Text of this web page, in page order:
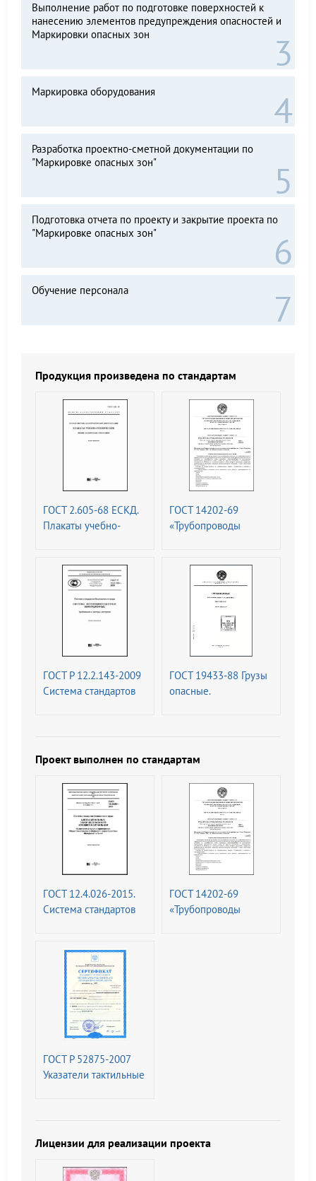
Выполнение работ по подготовке поверхностей к
нанесению элементов предупреждения опасностей и
Маркировки опасных зон
Маркировка оборудования
Разработка проектно-сметной документации по
"Маркировке опасных зон"
Подготовка отчета по проекту и закрытие проекта по
"Маркировке опасных зон"
Обучение персонала
Продукция произведена по стандартам
ГОСТ 2.605-68 ЕСКД.
Плакаты учебно-
требования (с
Изменениями N 1, 2)
ГОСТ 14202-69
«Трубопроводы
Опознавательная
окраска,
предупреждающие
маркировочные
ГОСТ Р 12.2.143-2009
Система стандартов
Требования и методы
контроля (с
Изменением N 1)
ГОСТ 19433-88 Грузы
опасные.
Проект выполнен по стандартам
ГОСТ 12.4.026-2015.
Система стандартов
знаки безопасности и
разметка сигнальная.
Назначение и правила
применения. Общие
технические
требования и
Методы испытаний
ГОСТ 14202-69
«Трубопроводы
ГОСТ Р 52875-2007
Указатели тактильные
Лицензии для реализации проекта